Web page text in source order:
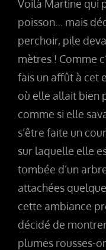
Voilà Martine qui
poisson… mais
perchoir, pile
mètres ! Comme
fais un affût à cet
où elle allait bien
comme si elle
s’être faite un
sur laquelle elle
tombée d’un
attachées
cette ambiance
décidé de
plumes rousses-